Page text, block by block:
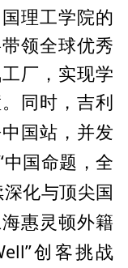
理工学院的
领全球优秀
厂，实现学
同时，吉利
中国站，并发
中国命题，全
化与顶尖国
惠灵顿外籍
创客挑战